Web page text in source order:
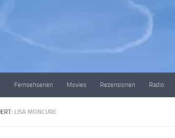
Fernsehserien Movies Rezensionen Radio
LISA MONCURE